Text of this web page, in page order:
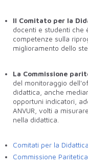
Il Comitato per la
docenti e studenti che
competenze sulla
miglioramento dello
La Commissione
del monitoraggio
didattica, anche
opportuni indicatori,
ANVUR, volti a
nella didattica.
Comitati per la
Commissione